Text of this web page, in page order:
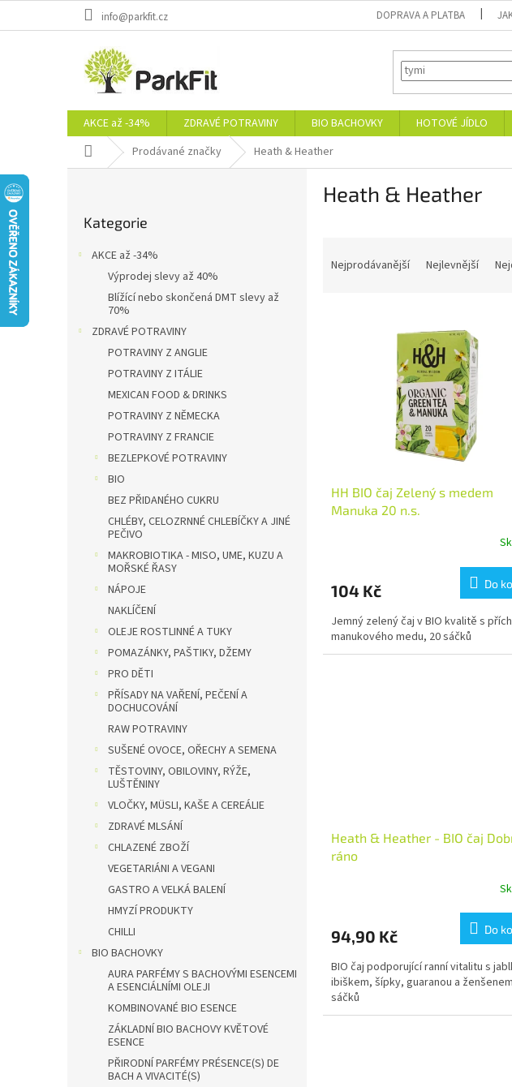
info@parkfit.cz DOPRAVA A PLATBA
AKCE až -34% ZDRAVÉ POTRAVINY BIO BACHOVKY HOTOVÉ JÍDLO
Domů Prodávané značky Heath & Heather
kategorie
Kategorie
AKCE až -34%
Výprodej slevy až 40%
Blížící nebo skončená DMT slevy až
70%
ZDRAVÉ POTRAVINY
POTRAVINY Z ANGLIE
POTRAVINY Z ITÁLIE
MEXICAN FOOD & DRINKS
POTRAVINY Z NĚMECKA
POTRAVINY Z FRANCIE
BEZLEPKOVÉ POTRAVINY
BIO
BEZ PŘIDANÉHO CUKRU
CHLÉBY, CELOZRNNÉ CHLEBÍČKY A JINÉ
PEČIVO
MAKROBIOTIKA - MISO, UME, KUZU A
MOŘSKÉ ŘASY
NÁPOJE
NAKLÍČENÍ
OLEJE ROSTLINNÉ A TUKY
POMAZÁNKY, PAŠTIKY, DŽEMY
PRO DĚTI
PŘÍSADY NA VAŘENÍ, PEČENÍ A
DOCHUCOVÁNÍ
RAW POTRAVINY
SUŠENÉ OVOCE, OŘECHY A SEMENA
TĚSTOVINY, OBILOVINY, RÝŽE,
LUŠTĚNINY
VLOČKY, MÜSLI, KAŠE A CEREÁLIE
ZDRAVÉ MLSÁNÍ
CHLAZENÉ ZBOŽÍ
VEGETARIÁNI A VEGANI
GASTRO A VELKÁ BALENÍ
HMYZÍ PRODUKTY
CHILLI
BIO BACHOVKY
AURA PARFÉMY S BACHOVÝMI ESENCEMI
A ESENCIÁLNÍMI OLEJI
KOMBINOVANÉ BIO ESENCE
ZÁKLADNÍ BIO BACHOVY KVĚTOVÉ
ESENCE
PŘIRODNÍ PARFÉMY PRÉSENCE(S) DE
BACH A VIVACITÉ(S)
Heath & Heather
Nejprodávanější Nejlevnější
HH BIO čaj Zelený s medem
Manuka 20 n.s.
104 Kč Do
Jemný zelený čaj v BIO kvalitě s
manukového medu, 20 sáčků
Heath & Heather - BIO čaj
ráno
94,90 Kč Do
BIO čaj podporující ranní vitalitu s
ibiškem, šípky, guaranou a
sáčků